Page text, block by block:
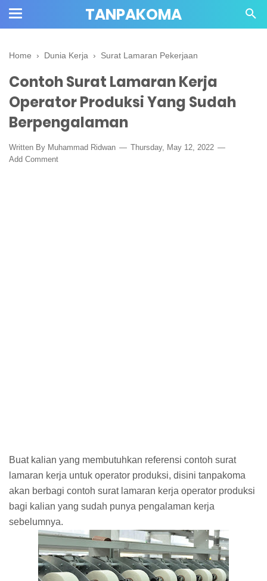
TANPAKOMA
Home › Dunia Kerja › Surat Lamaran Pekerjaan
Contoh Surat Lamaran Kerja
Operator Produksi Yang Sudah
Berpengalaman
Written By Muhammad Ridwan
Thursday, May 12, 2022
Add Comment
Buat kalian yang membutuhkan referensi contoh surat
lamaran kerja untuk operator produksi, disini tanpakoma
akan berbagi contoh surat lamaran kerja operator produksi
bagi kalian yang sudah punya pengalaman kerja
sebelumnya.